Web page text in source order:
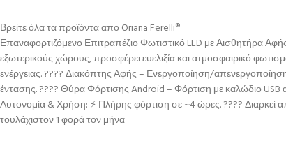
Βρείτε όλα τα προϊόντα απο Oriana Ferelli®
Επαναφορτιζόμενο Επιτραπέζιο Φωτιστικό LED με Αισθητήρα
εξωτερικούς χώρους, προσφέρει ευελιξία και ατμοσφαιρικό
ενέργειας. ???? Διακόπτης Αφής – Ενεργοποίηση/
έντασης. ???? Θύρα Φόρτισης Android – Φόρτιση με καλώδιο
Αυτονομία & Χρήση: ⚡ Πλήρης φόρτιση σε ~4 ώρες. ???? Διαρκεί
τουλάχιστον 1 φορά τον μήνα